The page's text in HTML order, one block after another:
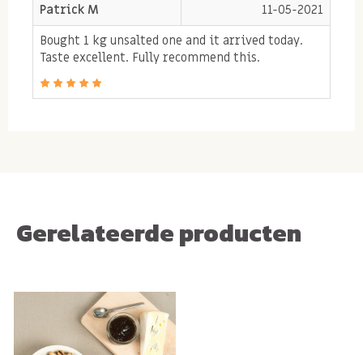
Patrick M
11-05-2021
Bought 1 kg unsalted one and it arrived today.
Taste excellent. Fully recommend this.
Gerelateerde producten